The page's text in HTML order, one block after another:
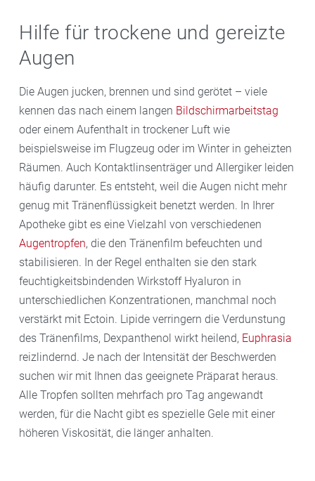
Hilfe für trockene und gereizte
Augen
Die Augen jucken, brennen und sind gerötet – viele
kennen das nach einem langen Bildschirmarbeitstag
oder einem Aufenthalt in trockener Luft wie
beispielsweise im Flugzeug oder im Winter in geheizten
Räumen. Auch Kontaktlinsenträger und Allergiker leiden
häufig darunter. Es entsteht, weil die Augen nicht mehr
genug mit Tränenflüssigkeit benetzt werden. In Ihrer
Apotheke gibt es eine Vielzahl von verschiedenen
Augentropfen, die den Tränenfilm befeuchten und
stabilisieren. In der Regel enthalten sie den stark
feuchtigkeitsbindenden Wirkstoff Hyaluron in
unterschiedlichen Konzentrationen, manchmal noch
verstärkt mit Ectoin. Lipide verringern die Verdunstung
des Tränenfilms, Dexpanthenol wirkt heilend, Euphrasia
reizlindernd. Je nach der Intensität der Beschwerden
suchen wir mit Ihnen das geeignete Präparat heraus.
Alle Tropfen sollten mehrfach pro Tag angewandt
werden, für die Nacht gibt es spezielle Gele mit einer
höheren Viskosität, die länger anhalten.